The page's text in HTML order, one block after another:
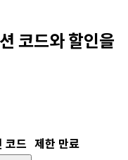
코드와 할인을
코드 제한 만료